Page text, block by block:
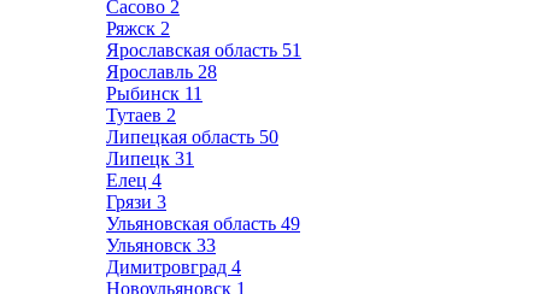
Сасово 2
Ряжск 2
Ярославская область 51
Ярославль 28
Рыбинск 11
Тутаев 2
Липецкая область 50
Липецк 31
Елец 4
Грязи 3
Ульяновская область 49
Ульяновск 33
Димитровград 4
Новоульяновск 1